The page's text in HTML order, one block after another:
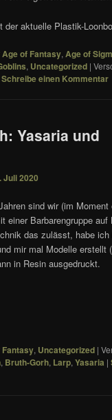
der aktuelle Plastik-
Age of Fantasy, Age of
, Uncategorized |
Schreibe einen Kommentar
Yasaria und
Juli 2020
sind wir (im Moment
einer Barbarengruppe auf
das zulässt, habe
mir mal Modelle erstellt
in Resin ausgedruckt.
Fantasy, Uncategorized |
, Bruth-Gorh, Larp,Yasaria |